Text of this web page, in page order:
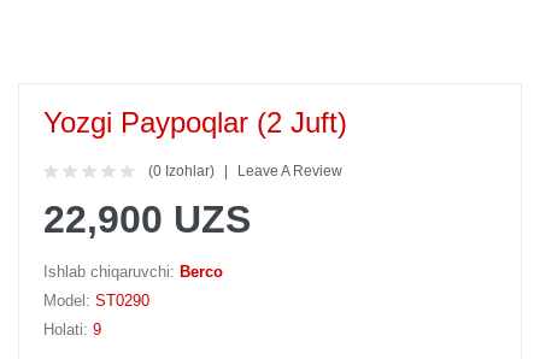
Yozgi Paypoqlar (2 Juft)
(0 Izohlar) Leave A Review
22,900 UZS
Ishlab chiqaruvchi: Berco
Model: ST0290
Holati: 9